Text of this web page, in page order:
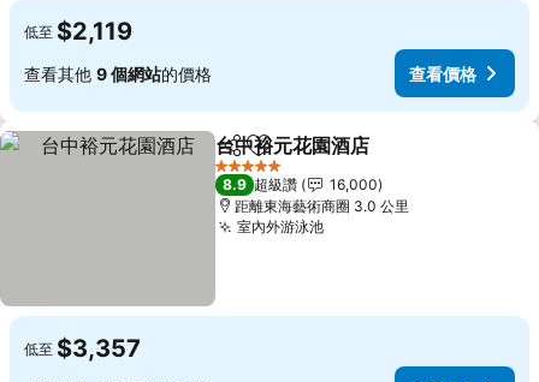
低至 $2,119
查看其他 9 個網站的價格 查看價格
分享 加入我的最愛
台中裕元花園酒店
5 星級
8.9 超級讚
16,000
距離東海藝術商圈 3.0 公里
室內外游泳池查看價格
低至 $3,357